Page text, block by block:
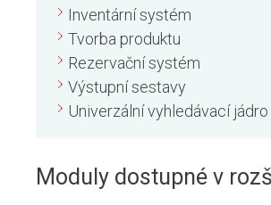
Inventární systém
Tvorba produktu
Rezervační systém
Výstupní sestavy
Univerzální vyhledávací jádro
Moduly dostupné v